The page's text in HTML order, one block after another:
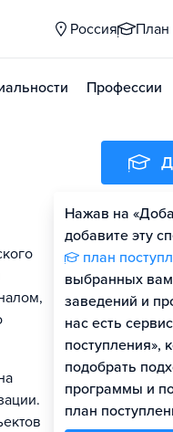
Россия План
Профессии
Нажав на
добавите эту
план
выбранных
заведений и
нас есть
поступления»,
подобрать
программы и
план